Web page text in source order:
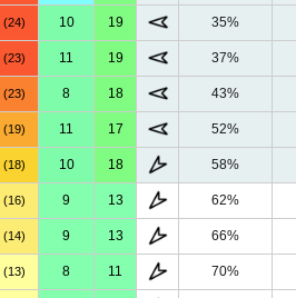
(24) 10 19 35%
(23) 11 19 37%
(23) 8 18 43%
(19) 11 17 52%
(18) 10 18 58%
(16) 9 13 62%
(14) 9 13 66%
(13) 8 11 70%